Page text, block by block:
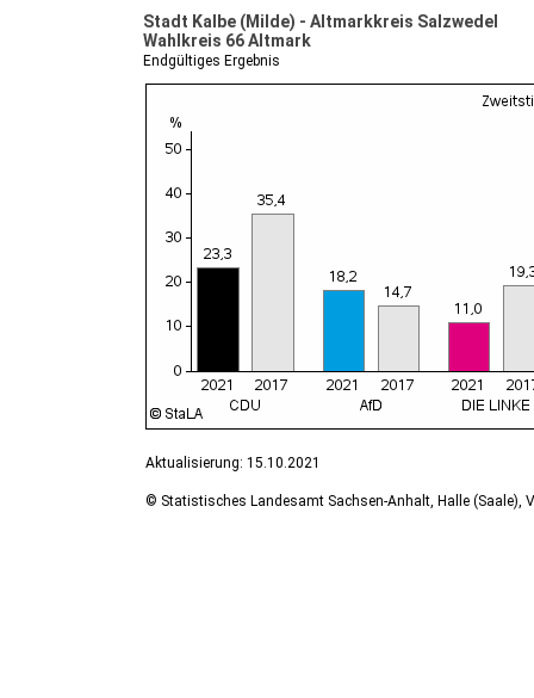
Stadt Kalbe (Milde) - Altmarkkreis Salzwedel
Wahlkreis 66 Altmark
Endgültiges Ergebnis
Aktualisierung: 15.10.2021
© Statistisches Landesamt Sachsen-Anhalt, Halle (Saale),